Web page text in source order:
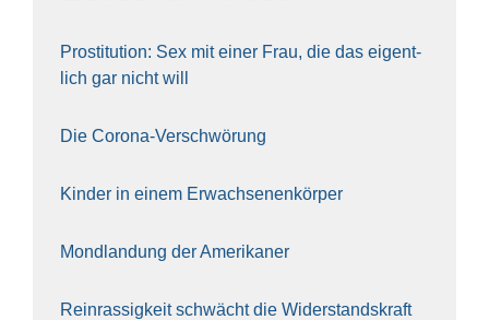
Pro­sti­tu­ti­on: Sex mit einer Frau, die das eigent­
lich gar nicht will
Die Coro­na-Ver­schwö­rung
Kin­der in einem Erwach­se­nen­kör­per
Mond­lan­dung der Ame­ri­ka­ner
Rein­ras­sig­keit schwächt die Wider­stands­kraft